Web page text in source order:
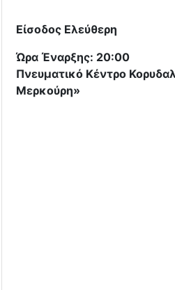
Είσοδος Ελεύθερη
Ώρα Έναρξης: 20:00
Πνευματικό Κέντρο
Μερκούρη»